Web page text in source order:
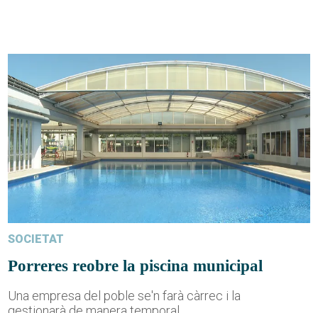
SOCIETAT
Porreres reobre la piscina municipal
Una empresa del poble se'n farà càrrec i la